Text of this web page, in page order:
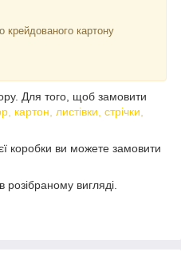
крейдованого картону
Для того, щоб замовити
картон, листівки, стрічки,
коробки ви можете замовити
розібраному вигляді.